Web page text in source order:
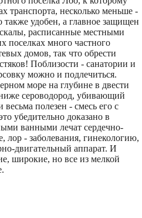
транспорта, несколько меньше -
удобен, а главное защищен
расписанные местными
много частного
домов, так что обрести
Поблизости - санатории и
можно и подлечиться.
море на глубине в двести
сероводород, убивающий
полезен - смесь его с
убедительно доказано в
ванными лечат сердечно-
лор - заболевания, гинекологию,
двигательный аппарат. И
широкие, но все из мелкой